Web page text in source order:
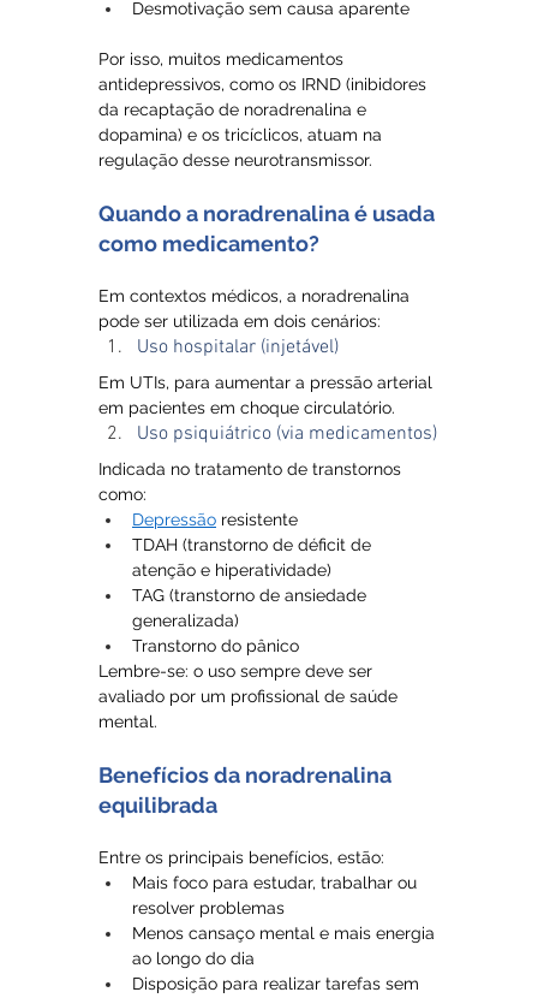
Desmotivação sem causa aparente
Por isso, muitos medicamentos
antidepressivos, como os IRND (inibidores
da recaptação de noradrenalina e
dopamina) e os tricíclicos, atuam na
regulação desse neurotransmissor.
Quando a noradrenalina é usada
como medicamento?
Em contextos médicos, a noradrenalina
pode ser utilizada em dois cenários:
Uso hospitalar (injetável)
Em UTIs, para aumentar a pressão arterial
em pacientes em choque circulatório.
Uso psiquiátrico (via medicamentos)
Indicada no tratamento de transtornos
como:
Depressão resistente
TDAH (transtorno de déficit de
atenção e hiperatividade)
TAG (transtorno de ansiedade
generalizada)
Transtorno do pânico
Lembre-se: o uso sempre deve ser
avaliado por um profissional de saúde
mental.
Benefícios da noradrenalina
equilibrada
Entre os principais benefícios, estão:
Mais foco para estudar, trabalhar ou
resolver problemas
Menos cansaço mental e mais energia
ao longo do dia
Disposição para realizar tarefas sem